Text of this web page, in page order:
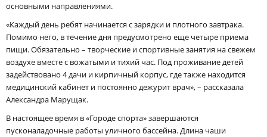
основными направлениями.
«Каждый день ребят начинается с зарядки и плотного завтрака.
Помимо него, в течение дня предусмотрено еще четыре приема
пищи. Обязательно – творческие и спортивные занятия на свежем
воздухе вместе с вожатыми и тихий час. Под проживание детей
задействовано 4 дачи и кирпичный корпус, где также находится
медицинский кабинет и постоянно дежурит врач», – рассказала
Александра Марущак.
В настоящее время в «Городе спорта» завершаются
пусконаладочные работы уличного бассейна. Длина чаши